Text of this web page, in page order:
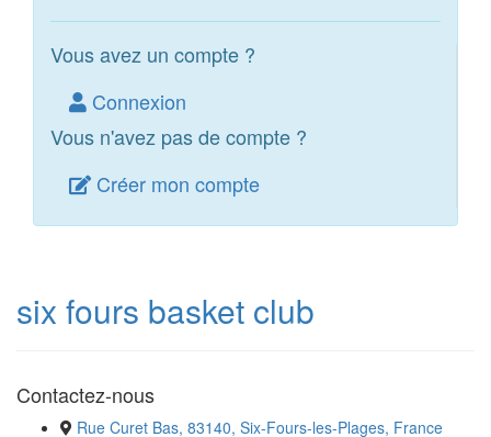
Vous avez un compte ?
Connexion
Vous n'avez pas de compte ?
Créer mon compte
six fours basket club
Contactez-nous
Rue Curet Bas, 83140, Six-Fours-les-Plages, France